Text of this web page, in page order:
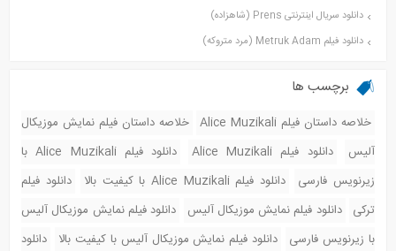
دانلود سریال اینترنتی Prens (شاهزاده)
دانلود فیلم Metruk Adam (مرد متروکه)
برچسب ها
خلاصه داستان فیلم Alice Muzikali
خلاصه داستان فیلم نمایش موزیکال
آلیس
دانلود فیلم Alice Muzikali
دانلود فیلم Alice Muzikali با
زیرنویس فارسی
دانلود فیلم Alice Muzikali با کیفیت بالا
دانلود فیلم
ترکی
دانلود فیلم نمایش موزیکال آلیس
دانلود فیلم نمایش موزیکال آلیس
با زیرنویس فارسی
دانلود فیلم نمایش موزیکال آلیس با کیفیت بالا
دانلود